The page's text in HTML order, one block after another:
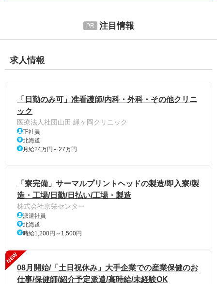
注目情報
求人情報
「日勤のみ可」准看護師/内科・外科・その他クリニ
ック
医療法人社団山田 緑ヶ岡クリニック
正社員
北海道
月給24万円～27万円
「寮完備」サーマルプリントヘッドの製造/即入寮/製
造・工場/日勤/日払い/工場・製造
株式会社京栄センター
派遣社員
北海道
時給1,200円～1,500円
NEW
08月開始/「土日祝休み」大手企業での産業保健のお
仕事/保健師/紹介予定派遣/高時給/未経験OK